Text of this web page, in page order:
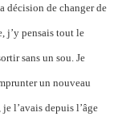
décision de changer de
j’y pensais tout le
sans un sou. Je
un nouveau
l’avais depuis l’âge